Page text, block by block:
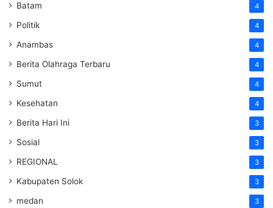
Batam 4
Politik 4
Anambas 4
Berita Olahraga Terbaru 4
Sumut 4
Kesehatan 4
Berita Hari Ini 3
Sosial 3
REGIONAL 3
Kabupaten Solok 3
medan 3